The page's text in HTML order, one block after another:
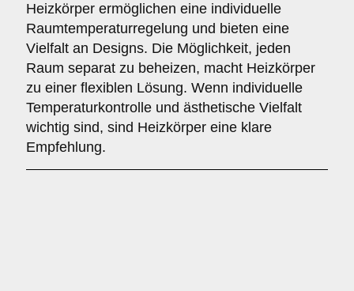
Heizkörper ermöglichen eine individuelle
Raumtemperaturregelung und bieten eine
Vielfalt an Designs. Die Möglichkeit, jeden
Raum separat zu beheizen, macht Heizkörper
zu einer flexiblen Lösung. Wenn individuelle
Temperaturkontrolle und ästhetische Vielfalt
wichtig sind, sind Heizkörper eine klare
Empfehlung.